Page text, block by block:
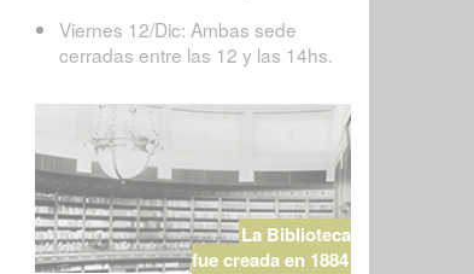
Viernes 12/Dic: Ambas sede
cerradas entre las 12 y las 14hs.
La Biblioteca
fue creada en 1884